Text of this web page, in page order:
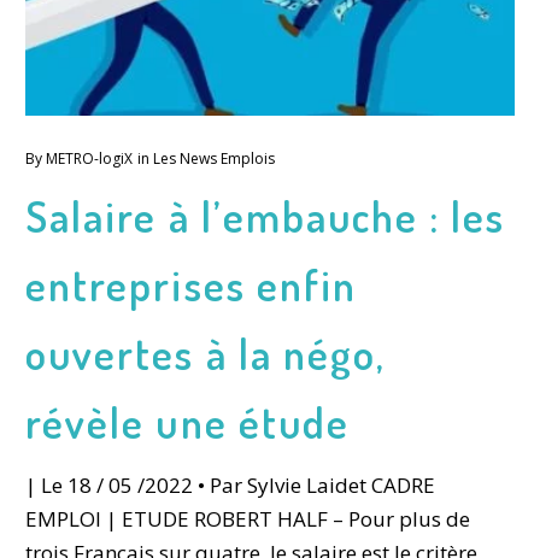
ByMETRO-logiX inLes News Emplois
Salaire à l’embauche : les
entreprises enfin
ouvertes à la négo,
révèle une étude
| Le 18 / 05 /2022 • Par Sylvie Laidet CADRE
EMPLOI | ETUDE ROBERT HALF – Pour plus de